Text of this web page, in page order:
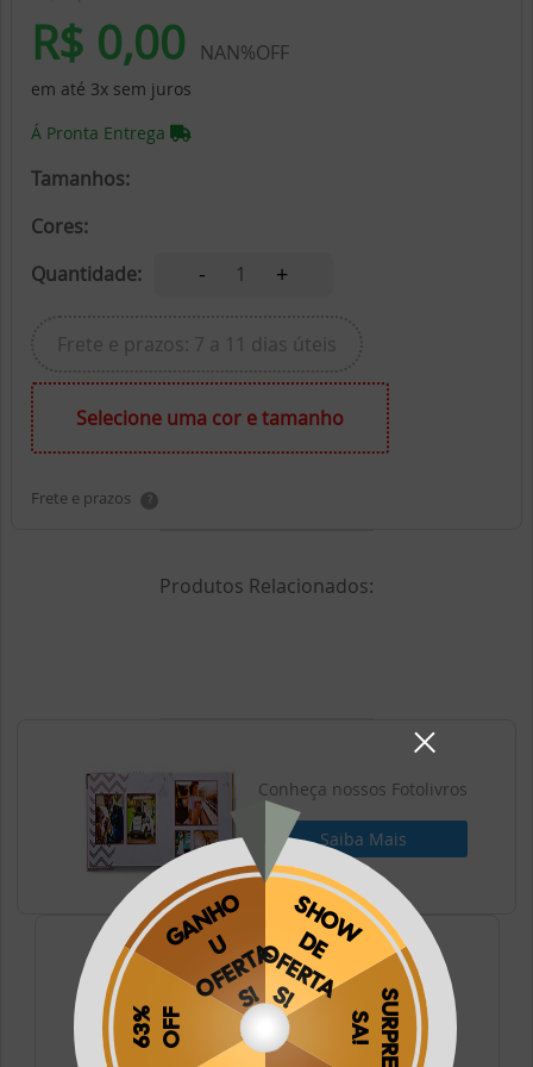
R$ 0,00 NAN%OFF
em até 3x sem juros
Á Pronta Entrega
Tamanhos:
Cores:
Quantidade:
- 1 +
Frete e prazos: 7 a 11 dias úteis
Selecione uma cor e tamanho
Frete e prazos ?
Produtos Relacionados:
Conheça nossos Fotolivros
Saiba Mais
Conheça nossos Fotos
Saiba Mais